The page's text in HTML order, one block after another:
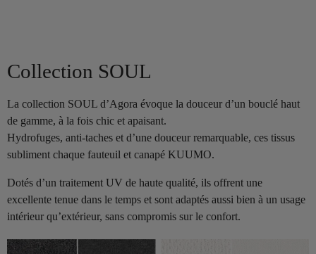
Collection SOUL
La collection SOUL d’Agora évoque la douceur d’un bouclé haut
de gamme, à la fois chic et apaisant.
Hydrofuges, anti-taches et d’une douceur remarquable, ces tissus
subliment chaque fauteuil et canapé KUUMO.
Dotés d’un traitement UV de haute qualité, ils offrent une
excellente tenue dans le temps et sont adaptés aussi bien à un usage
intérieur qu’extérieur, sans compromis sur le confort.